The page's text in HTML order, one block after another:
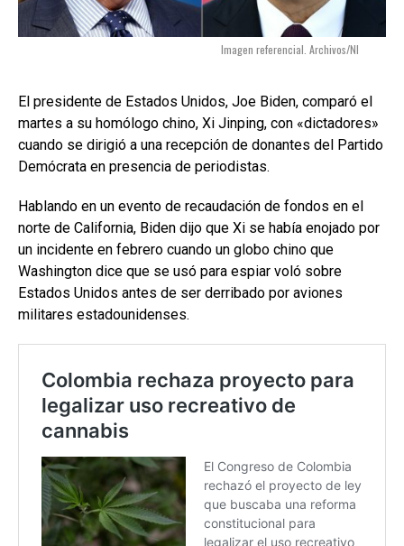
Imagen referencial. Archivos/NI
El presidente de Estados Unidos, Joe Biden, comparó el
martes a su homólogo chino, Xi Jinping, con «dictadores»
cuando se dirigió a una recepción de donantes del Partido
Demócrata en presencia de periodistas.
Hablando en un evento de recaudación de fondos en el
norte de California, Biden dijo que Xi se había enojado por
un incidente en febrero cuando un globo chino que
Washington dice que se usó para espiar voló sobre
Estados Unidos antes de ser derribado por aviones
militares estadounidenses.